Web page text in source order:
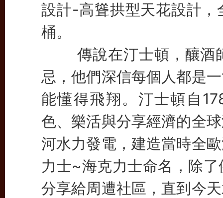
設計-高聳拱型天花設計
桶。
傳說在汀士頓，釀酒師
忌，他們深信每個人都是
能懂得飛翔。汀士頓自
色、樂活與分享經濟的全
河水力發電，建造當時全
力士~海克力士命名，除
分享給周遭社區，直到今